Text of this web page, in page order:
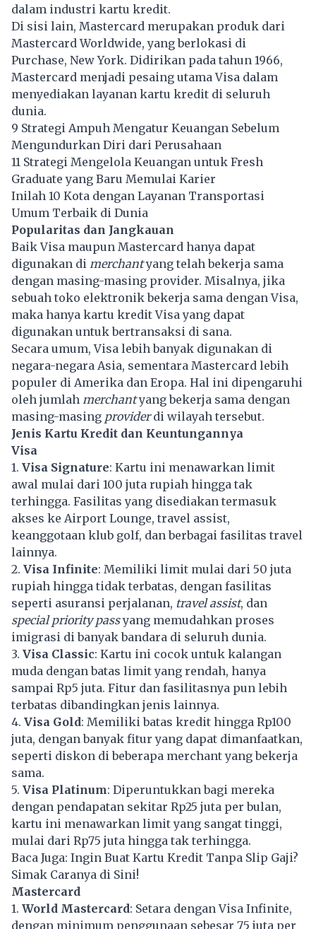
dalam industri kartu kredit.
Di sisi lain, Mastercard merupakan produk dari
Mastercard Worldwide, yang berlokasi di
Purchase, New York. Didirikan pada tahun 1966,
Mastercard menjadi pesaing utama Visa dalam
menyediakan layanan kartu kredit di seluruh
dunia.
9 Strategi Ampuh Mengatur Keuangan Sebelum
Mengundurkan Diri dari Perusahaan
11 Strategi Mengelola Keuangan untuk Fresh
Graduate yang Baru Memulai Karier
Inilah 10 Kota dengan Layanan Transportasi
Umum Terbaik di Dunia
Popularitas dan Jangkauan
Baik Visa maupun Mastercard hanya dapat
digunakan di merchantyang telah bekerja sama
dengan masing-masing provider. Misalnya, jika
sebuah toko elektronik bekerja sama dengan Visa,
maka hanya kartu kredit Visa yang dapat
digunakan untuk bertransaksi di sana.
Secara umum, Visa lebih banyak digunakan di
negara-negara Asia, sementara Mastercard lebih
populer di Amerika dan Eropa. Hal ini dipengaruhi
oleh jumlah merchantyang bekerja sama dengan
masing-masing providerdi wilayah tersebut.
Jenis Kartu Kredit dan Keuntungannya
Visa
1. Visa Signature: Kartu ini menawarkan limit
awal mulai dari 100 juta rupiah hingga tak
terhingga. Fasilitas yang disediakan termasuk
akses ke Airport Lounge, travel assist,
keanggotaan klub golf, dan berbagai fasilitas travel
lainnya.
2. Visa Infinite: Memiliki limit mulai dari 50 juta
rupiah hingga tidak terbatas, dengan fasilitas
seperti asuransi perjalanan, travel assist, dan
special priority passyang memudahkan proses
imigrasi di banyak bandara di seluruh dunia.
3. Visa Classic: Kartu ini cocok untuk kalangan
muda dengan batas limit yang rendah, hanya
sampai Rp5 juta. Fitur dan fasilitasnya pun lebih
terbatas dibandingkan jenis lainnya.
4. Visa Gold: Memiliki batas kredit hingga Rp100
juta, dengan banyak fitur yang dapat dimanfaatkan,
seperti diskon di beberapa merchant yang bekerja
sama.
5. Visa Platinum: Diperuntukkan bagi mereka
dengan pendapatan sekitar Rp25 juta per bulan,
kartu ini menawarkan limit yang sangat tinggi,
mulai dari Rp75 juta hingga tak terhingga.
Baca Juga: Ingin Buat Kartu Kredit Tanpa Slip Gaji?
Simak Caranya di Sini!
Mastercard
1. World Mastercard: Setara dengan Visa Infinite,
dengan minimum penggunaan sebesar 75 juta per